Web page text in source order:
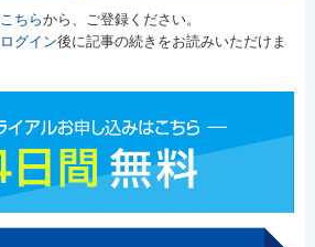
こちらから、ご登録ください。
ログイン後に記事の続きをお読みいただけま